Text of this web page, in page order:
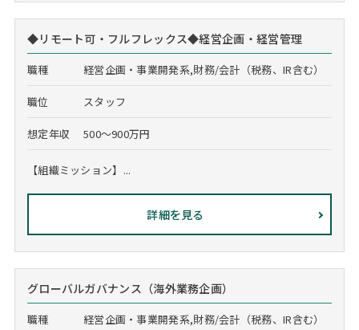
◆リモート可・フルフレックス◆経営企画・経営管理
職種 経営企画・事業開発系,財務/会計（税務、IR含む）
職位 スタッフ
想定年収 500～900万円
【組織ミッション】...
詳細を見る
グローバルガバナンス（海外業務企画）
職種 経営企画・事業開発系,財務/会計（税務、IR含む）